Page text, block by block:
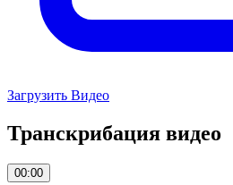
Загрузить Видео
Транскрибация видео
00:00